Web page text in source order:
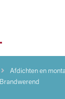
Afdichten en
Brandwerend